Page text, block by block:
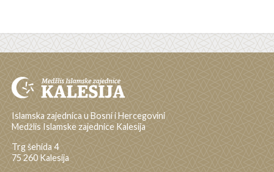
Islamska zajednica u Bosni i Hercegovini
Medžlis Islamske zajednice Kalesija
Trg šehida 4
75 260 Kalesija